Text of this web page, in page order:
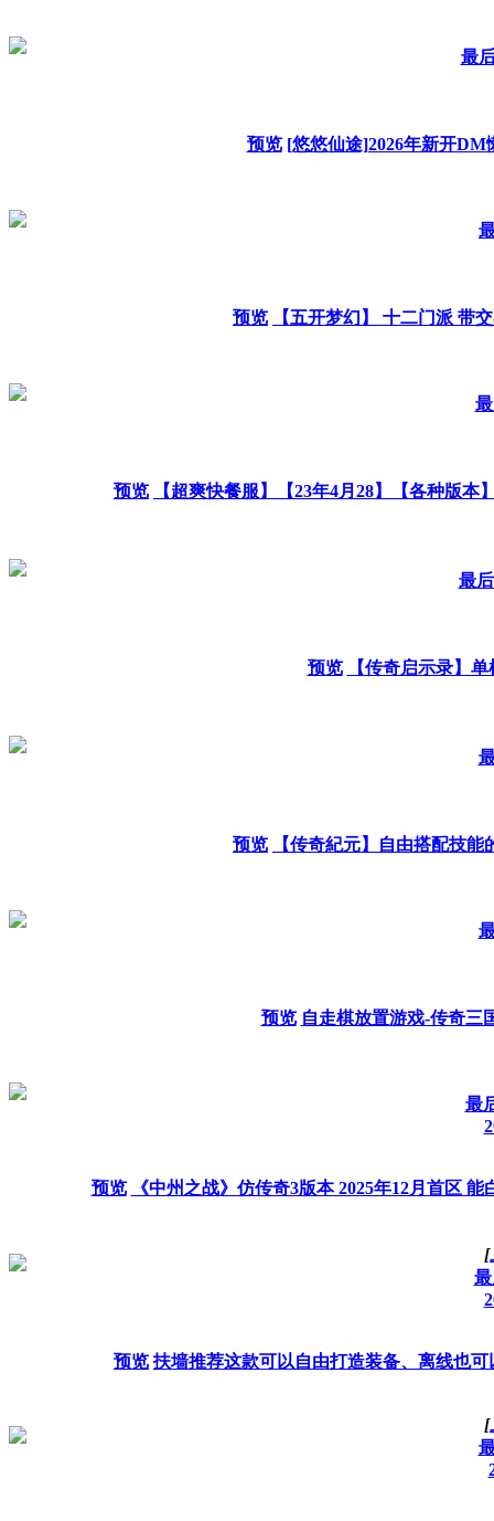
最
预览 [悠悠仙途]2026年新开DM
预览 【五开梦幻】 十二门派 带
预览 【超爽快餐服】【23年4月28】【各种版本
最
预览 【传奇启示录】
预览 【传奇紀元】自由搭配技能
预览 自走棋放置游戏-传奇三
最
预览 《中州之战》仿传奇3版本 2025年12月首区
[
预览 扶墙推荐这款可以自由打造装备、离线也
[